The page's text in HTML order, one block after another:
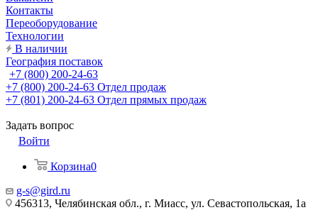
Контакты
Переоборудование
Технологии
В наличии
География поставок
+7 (800) 200-24-63
+7 (800) 200-24-63 Отдел продаж
+7 (801) 200-24-63 Отдел прямых продаж
Задать вопрос
Войти
Корзина0
g-s@gird.ru
456313, Челябинская обл., г. Миасс, ул. Севастопольская, 1а